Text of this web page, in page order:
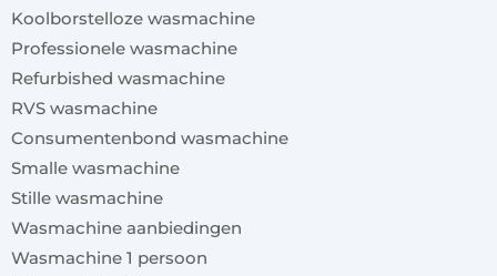
Koolborstelloze wasmachine
Professionele wasmachine
Refurbished wasmachine
RVS wasmachine
Consumentenbond wasmachine
Smalle wasmachine
Stille wasmachine
Wasmachine aanbiedingen
Wasmachine 1 persoon